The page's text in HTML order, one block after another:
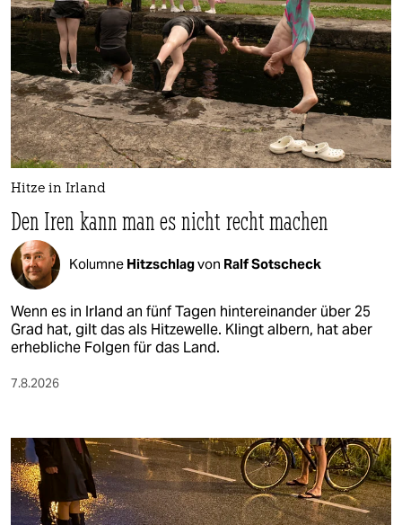
Hitze in Irland
Den Iren kann man es nicht recht machen
Kolumne Hitzschlagvon Ralf Sotscheck
Wenn es in Irland an fünf Tagen hintereinander über 25
Grad hat, gilt das als Hitzewelle. Klingt albern, hat aber
erhebliche Folgen für das Land.
7.8.2026